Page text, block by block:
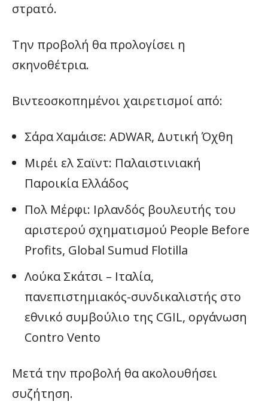
στρατό.
Την προβολή θα προλογίσει η
σκηνοθέτρια.
Βιντεοσκοπημένοι χαιρετισμοί από:
Σάρα Χαμάισε: ADWAR, Δυτική Όχθη
Μιρέι ελ Σαϊντ: Παλαιστινιακή
Παροικία Ελλάδος
Πολ Μέρφι: Ιρλανδός βουλευτής του
αριστερού σχηματισμού People Before
Profits, Global Sumud Flotilla
Λούκα Σκάτσι – Ιταλία,
πανεπιστημιακός-συνδικαλιστής στο
εθνικό συμβούλιο της CGIL, οργάνωση
Contro Vento
Μετά την προβολή θα ακολουθήσει
συζήτηση.